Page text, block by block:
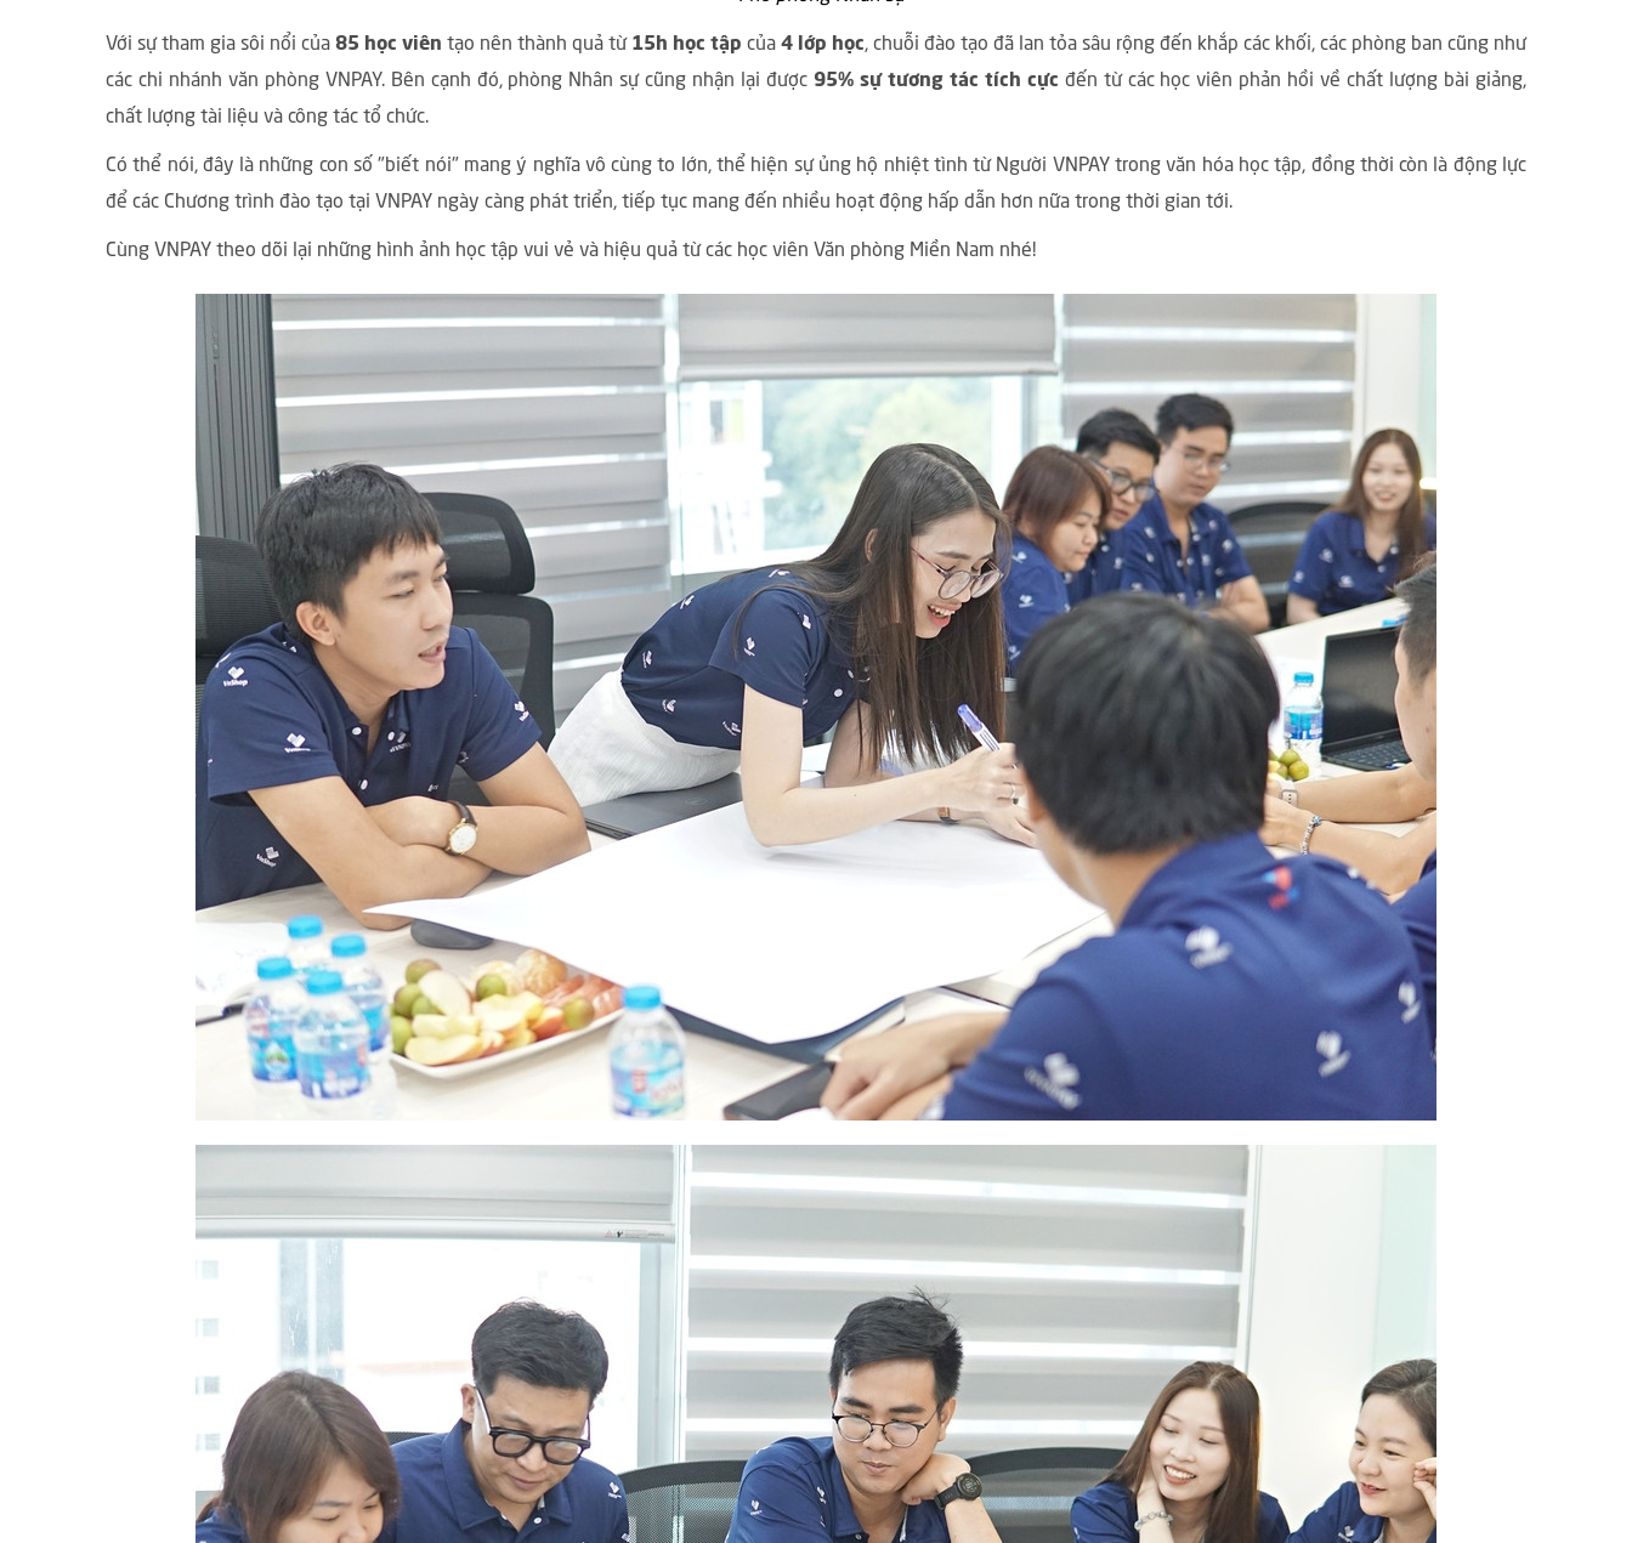
Với sự tham gia sôi nổi của 85 học viên tạo nên thành quả từ 15h học tập của 4 lớp học, chuỗi đào tạo đã lan tỏa sâu rộng đến khắp các khối, các phòng ban cũng như
các chi nhánh văn phòng VNPAY. Bên cạnh đó, phòng Nhân sự cũng nhận lại được 95% sự tương tác tích cực đến từ các học viên phản hồi về chất lượng bài giảng,
chất lượng tài liệu và công tác tổ chức.
Có thể nói, đây là những con số "biết nói" mang ý nghĩa vô cùng to lớn, thể hiện sự ủng hộ nhiệt tình từ Người VNPAY trong văn hóa học tập, đồng thời còn là động lực
để các Chương trình đào tạo tại VNPAY ngày càng phát triển, tiếp tục mang đến nhiều hoạt động hấp dẫn hơn nữa trong thời gian tới.
Cùng VNPAY theo dõi lại những hình ảnh học tập vui vẻ và hiệu quả từ các học viên Văn phòng Miền Nam nhé!